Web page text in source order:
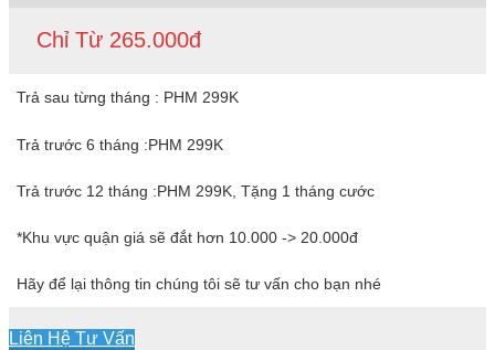
Chỉ Từ 265.000đ
Trả sau từng tháng : PHM 299K
Trả trước 6 tháng :PHM 299K
Trả trước 12 tháng :PHM 299K, Tặng 1 tháng cước
*Khu vực quận giá sẽ đắt hơn 10.000 -> 20.000đ
Hãy để lại thông tin chúng tôi sẽ tư vấn cho bạn nhé
Liên Hệ Tư Vấn